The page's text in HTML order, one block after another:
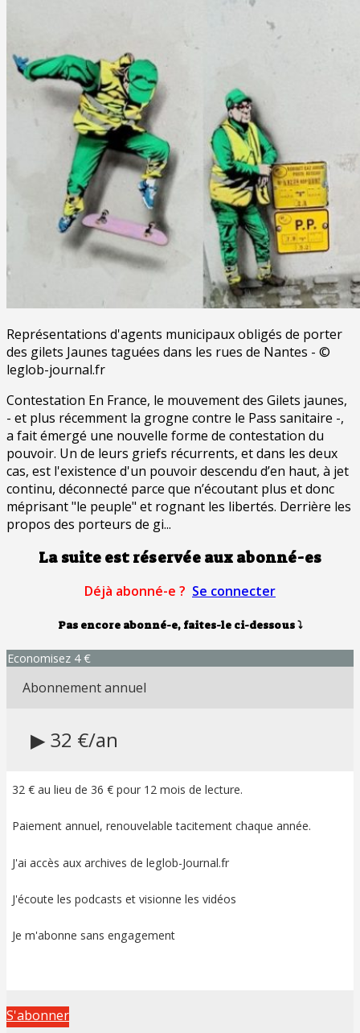
Représentations d'agents municipaux obligés de porter
des gilets Jaunes taguées dans les rues de Nantes - ©
leglob-journal.fr
Contestation En France, le mouvement des Gilets jaunes,
- et plus récemment la grogne contre le Pass sanitaire -,
a fait émergé une nouvelle forme de contestation du
pouvoir. Un de leurs griefs récurrents, et dans les deux
cas, est l'existence d'un pouvoir descendu d’en haut, à jet
continu, déconnecté parce que n’écoutant plus et donc
méprisant "le peuple" et rognant les libertés. Derrière les
propos des porteurs de gi...
La suite est réservée aux abonné-es
Déjà abonné-e ? Se connecter
Pas encore abonné-e, faites-le ci-dessous⤵
Economisez 4 €
Abonnement annuel
▶ 32 €/an
32 € au lieu de 36 € pour 12 mois de lecture.
Paiement annuel, renouvelable tacitement chaque année.
J'ai accès aux archives de leglob-Journal.fr
J'écoute les podcasts et visionne les vidéos
Je m'abonne sans engagement
S'abonner